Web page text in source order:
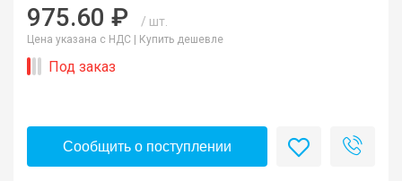
975.60 ₽ / шт.
Цена указана с НДС | Купить дешевле
Под заказ
Сообщить о поступлении